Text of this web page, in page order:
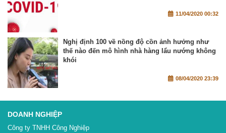
11/04/2020 00:32
Nghị định 100 về nồng độ cồn ảnh hưởng như
thế nào đến mô hình nhà hàng lẩu nướng không
khói
08/04/2020 23:39
DOANH NGHIỆP
Công ty TNHH Công Nghiệp